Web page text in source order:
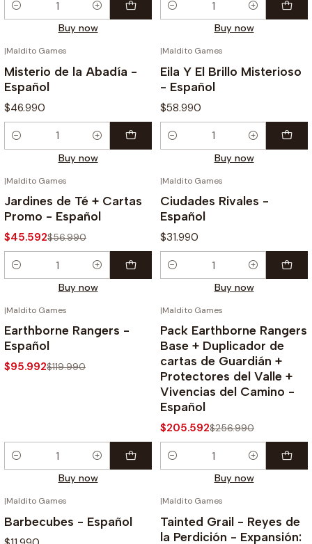
Quantity
Buy now
Quantity
Buy now
|Maldito Games
Misterio de la Abadía -
Español
$46.990
Quantity
Buy now
|Maldito Games
Eila Y El Brillo Misterioso
- Español
$58.990
Quantity
Buy now
-20%
|Maldito Games
Jardines de Té + Cartas
Promo - Español
$45.592$56.990
Quantity
Buy now
|Maldito Games
Ciudades Rivales -
Español
$31.990
Quantity
Buy now
-20%
|Maldito Games
Earthborne Rangers -
Español
$95.992$119.990
Quantity
Buy now
-20%
|Maldito Games
Pack Earthborne Rangers
Base + Duplicador de
cartas de Guardián +
Protectores del Valle +
Vivencias del Camino -
Español
$205.592$256.990
Quantity
Buy now
|Maldito Games
Barbecubes - Español
|Maldito Games
Tainted Grail - Reyes de
la Perdición - Expansión: